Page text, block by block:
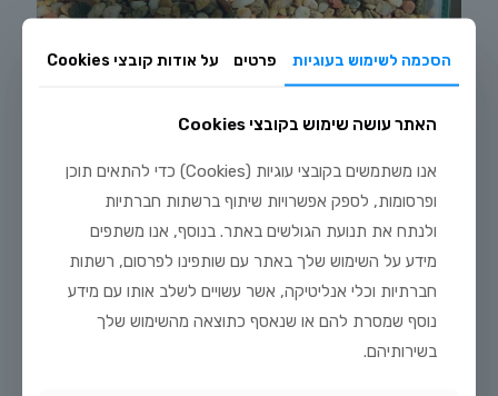
הסכמה לשימוש בעוגיות פרטים על אודות קובצי Cookies
האתר עושה שימוש בקובצי Cookies
אנו משתמשים בקובצי עוגיות (Cookies) כדי להתאים תוכן
ופרסומות, לספק אפשרויות שיתוף ברשתות חברתיות
ולנתח את תנועת הגולשים באתר. בנוסף, אנו משתפים
מידע על השימוש שלך באתר עם שותפינו לפרסום, רשתות
חברתיות וכלי אנליטיקה, אשר עשויים לשלב אותו עם מידע
נוסף שמסרת להם או שנאסף כתוצאה מהשימוש שלך
בשירותיהם.